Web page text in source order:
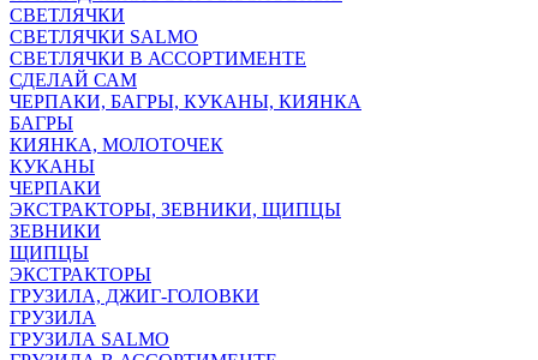
СВЕТЛЯЧКИ
СВЕТЛЯЧКИ SALMO
СВЕТЛЯЧКИ В АССОРТИМЕНТЕ
СДЕЛАЙ САМ
ЧЕРПАКИ, БАГРЫ, КУКАНЫ, КИЯНКА
БАГРЫ
КИЯНКА, МОЛОТОЧЕК
КУКАНЫ
ЧЕРПАКИ
ЭКСТРАКТОРЫ, ЗЕВНИКИ, ЩИПЦЫ
ЗЕВНИКИ
ЩИПЦЫ
ЭКСТРАКТОРЫ
ГРУЗИЛА, ДЖИГ-ГОЛОВКИ
ГРУЗИЛА
ГРУЗИЛА SALMO